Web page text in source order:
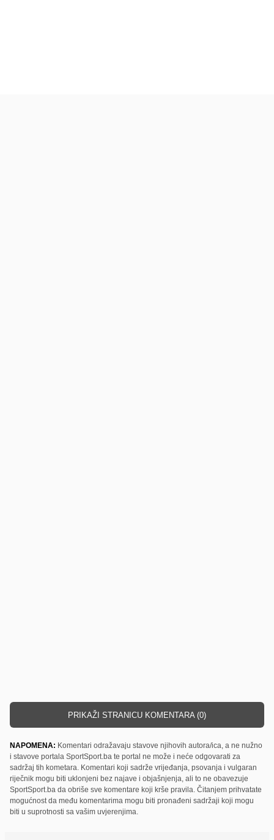
PRIKAŽI STRANICU KOMENTARA (0)
NAPOMENA: Komentari odražavaju stavove njihovih autora/ica, a ne nužno
i stavove portala SportSport.ba te portal ne može i neće odgovarati za
sadržaj tih kometara. Komentari koji sadrže vrijeđanja, psovanja i vulgaran
riječnik mogu biti uklonjeni bez najave i objašnjenja, ali to ne obavezuje
SportSport.ba da obriše sve komentare koji krše pravila. Čitanjem prihvatate
mogućnost da među komentarima mogu biti pronađeni sadržaji koji mogu
biti u suprotnosti sa vašim uvjerenjima.